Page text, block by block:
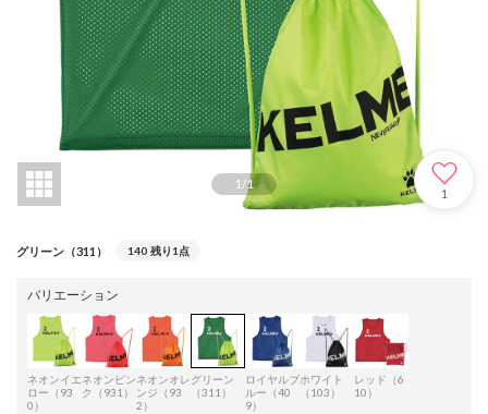
1/1
1
グリーン（311） 140 残り1点
バリエーション
ネオンイエ
ロー（93
0）
ネオンピン
ク（931）
ネオンオレ
ンジ（93
2）
グリーン
（311）
ロイヤルブ
ルー（40
9）
ホワイト
（103）
レッド（6
10）